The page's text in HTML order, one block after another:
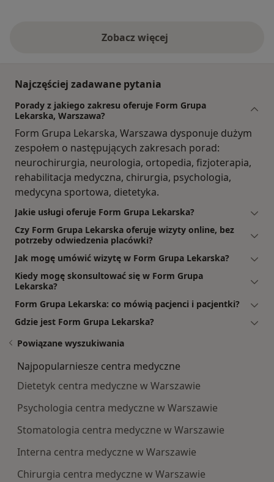
Zobacz więcej
Najczęściej zadawane pytania
Porady z jakiego zakresu oferuje Form Grupa
Lekarska, Warszawa?
Form Grupa Lekarska, Warszawa dysponuje dużym
zespołem o następujących zakresach porad:
neurochirurgia, neurologia, ortopedia, fizjoterapia,
rehabilitacja medyczna, chirurgia, psychologia,
medycyna sportowa, dietetyka.
Jakie usługi oferuje Form Grupa Lekarska?
Czy Form Grupa Lekarska oferuje wizyty online, bez
potrzeby odwiedzenia placówki?
Jak mogę umówić wizytę w Form Grupa Lekarska?
Kiedy mogę skonsultować się w Form Grupa
Lekarska?
Form Grupa Lekarska: co mówią pacjenci i pacjentki?
Gdzie jest Form Grupa Lekarska?
Powiązane wyszukiwania
Najpopularniesze centra medyczne
Dietetyk centra medyczne w Warszawie
Psychologia centra medyczne w Warszawie
Stomatologia centra medyczne w Warszawie
Interna centra medyczne w Warszawie
Chirurgia centra medyczne w Warszawie